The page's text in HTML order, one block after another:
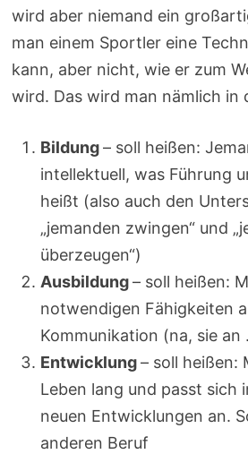
wird aber niemand ein
man einem Sportler eine
kann, aber nicht, wie er zum
wird. Das wird man nämlich in
Bildung– soll heißen:
intellektuell, was Führung
heißt (also auch den
„jemanden zwingen“ und
überzeugen“)
Ausbildung– soll heißen:
notwendigen Fähigkeiten
Kommunikation (na, sie an
Entwicklung– soll heißen:
Leben lang und passt sich
neuen Entwicklungen an.
anderen Beruf